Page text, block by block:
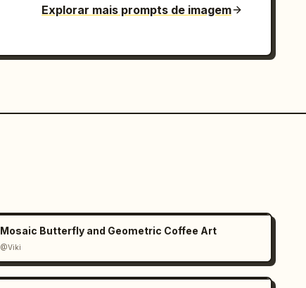
Explorar mais prompts de imagem
Mosaic Butterfly and Geometric Coffee Art
@Viki